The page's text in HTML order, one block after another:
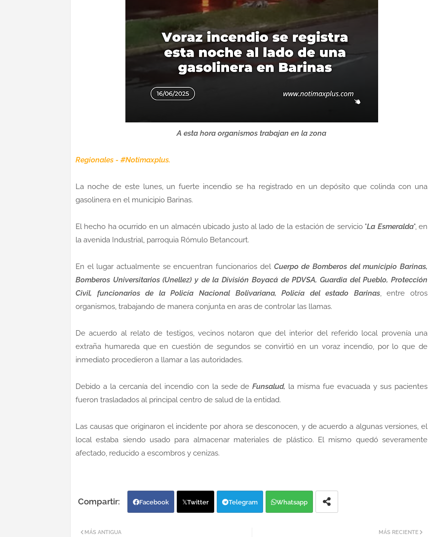
A esta hora organismos trabajan en la zona
Regionales - #Notimaxplus.
La noche de este lunes, un fuerte incendio se ha registrado en un depósito que colinda con una
gasolinera en el municipio Barinas.
El hecho ha ocurrido en un almacén ubicado justo al lado de la estación de servicio "La Esmeralda", en
la avenida Industrial, parroquia Rómulo Betancourt.
En el lugar actualmente se encuentran funcionarios del Cuerpo de Bomberos del municipio Barinas,
Bomberos Universitarios (Unellez) y de la División Boyacá de PDVSA, Guardia del Pueblo, Protección
Civil, funcionarios de la Policía Nacional Bolivariana, Policía del estado Barinas, entre otros
organismos, trabajando de manera conjunta en aras de controlar las llamas.
De acuerdo al relato de testigos, vecinos notaron que del interior del referido local provenía una
extraña humareda que en cuestión de segundos se convirtió en un voraz incendio, por lo que de
inmediato procedieron a llamar a las autoridades.
Debido a la cercanía del incendio con la sede deFunsalud, la misma fue evacuada y sus pacientes
fueron trasladados al principal centro de salud de la entidad.
Las causas que originaron el incidente por ahora se desconocen, y de acuerdo a algunas versiones, el
local estaba siendo usado para almacenar materiales de plástico. El mismo quedó severamente
afectado, reducido a escombros y cenizas.
Facebook Twitter Telegram Whatsapp
MÁS RECIENTE
MÁS ANTIGUA